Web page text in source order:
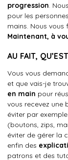
progression.
pour les
mains. Nous vous
Maintenant, à
AU FAIT,
Vous vous
et que vais-je
en main pour
vous recevez une
éviter par
(boutons, zips,
éviter de gérer la
enfin des
patrons et des